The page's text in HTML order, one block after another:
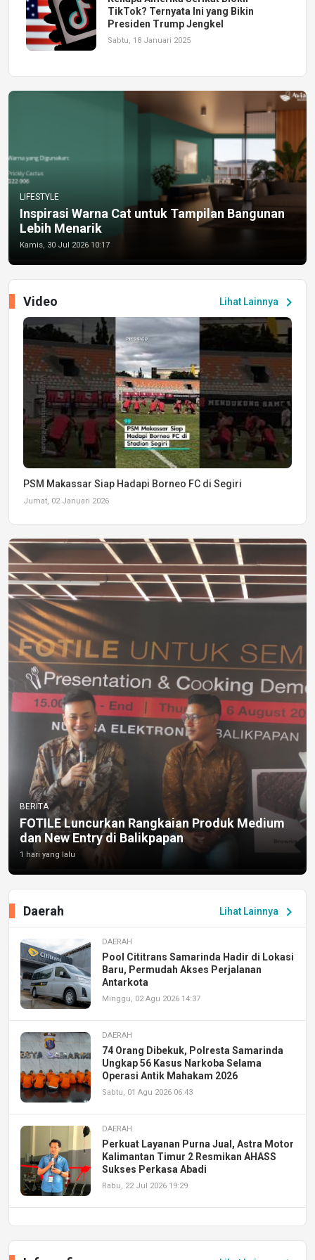
TikTok? Ternyata Ini yang Bikin
Presiden Trump Jengkel
Sabtu, 18 Januari 2025
LIFESTYLE
Inspirasi Warna Cat untuk Tampilan Bangunan
Lebih Menarik
Kamis, 30 Jul 2026 10:17
Lihat Lainnya chevron_right
Video
PSM Makassar Siap Hadapi Borneo FC di Segiri
Jumat, 02 Januari 2026
BERITA
FOTILE Luncurkan Rangkaian Produk Medium
dan New Entry di Balikpapan
1 hari yang lalu
Lihat Lainnya chevron_right
Daerah
DAERAH
Pool Cititrans Samarinda Hadir di Lokasi
Baru, Permudah Akses Perjalanan
Antarkota
Minggu, 02 Agu 2026 14:37
DAERAH
74 Orang Dibekuk, Polresta Samarinda
Ungkap 56 Kasus Narkoba Selama
Operasi Antik Mahakam 2026
Sabtu, 01 Agu 2026 06:43
DAERAH
Perkuat Layanan Purna Jual, Astra Motor
Kalimantan Timur 2 Resmikan AHASS
Sukses Perkasa Abadi
Rabu, 22 Jul 2026 19:29